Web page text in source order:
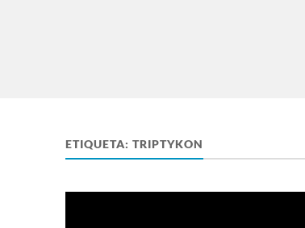
ETIQUETA: TRIPTYKON